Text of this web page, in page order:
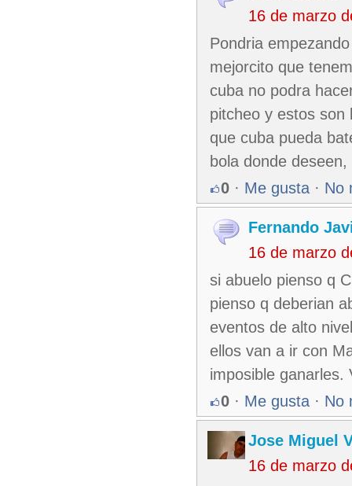
16 de marzo
Pondria
mejorcito que
cuba no podra
pitcheo y estos son
que cuba pueda
bola donde
0 · Me gusta · No
Fernando
16 de marzo
si abuelo pienso q
pienso q deberian
eventos de alto
ellos van a ir con
imposible ganarles.
0 · Me gusta · No
Jose Miguel
16 de marzo